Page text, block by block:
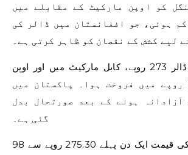
کو اوپن مارکیٹ کے مقابلے میں
ہوئی، جو افغانستان میں ڈالر کی
لیے کشش کے نقصان کو ظاہر کرتی ہے۔
گرے مارکیٹ میں ڈالر 273 روپے، کابل مارکیٹ میں اور اوپن
مارکیٹ میں 282 روپے میں فروخت ہوا۔ پاکستان میں
ہونے کے بعد صورتحال بدل
گئی ہے۔
انٹربینک میں ڈالر کی قیمت ایک دن پہلے 275.30 روپے سے 98